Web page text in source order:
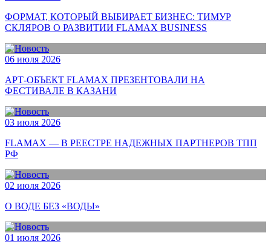
ФОРМАТ, КОТОРЫЙ ВЫБИРАЕТ БИЗНЕС: ТИМУР
СКЛЯРОВ О РАЗВИТИИ FLAMAX BUSINESS
06 июля 2026
АРТ-ОБЪЕКТ FLAMAX ПРЕЗЕНТОВАЛИ НА
ФЕСТИВАЛЕ В КАЗАНИ
03 июля 2026
FLAMAX — В РЕЕСТРЕ НАДЕЖНЫХ ПАРТНЕРОВ ТПП
РФ
02 июля 2026
О ВОДЕ БЕЗ «ВОДЫ»
01 июля 2026